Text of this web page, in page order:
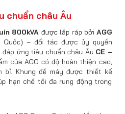
chuẩn châu Âu
800kVA được lắp ráp bởi AGG
Quốc) – đối tác được ủy quyền
ứng tiêu chuẩn châu Âu CE –
của AGG có độ hoàn thiện cao,
bỉ. Khung đế máy được thiết kế
hạn chế tối đa rung động trong